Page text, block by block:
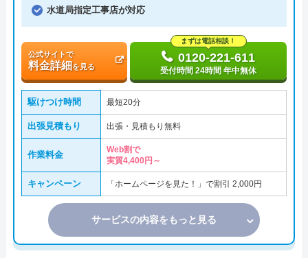
水道局指定工事店が対応
公式サイトで
料金詳細を見る
まずは電話相談！
0120-221-611
受付時間 24時間 年中無休
駆けつけ時間 最短20分
出張見積もり 出張・見積もり無料
作業料金
Web割で
実質4,400円～
キャンペーン 「ホームページを見た！」で割引 2,000円
サービスの内容をもっと見る